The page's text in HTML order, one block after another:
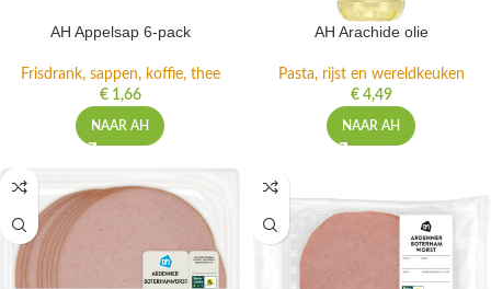
AH Appelsap 6-pack
Frisdrank, sappen, koffie, thee
€1,66
NAAR AH
AH Arachide olie
Pasta, rijst en wereldkeuken
€4,49
NAAR AH